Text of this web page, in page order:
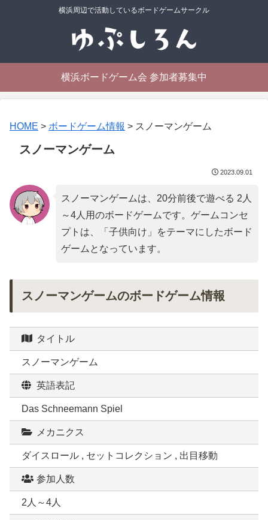
横浜周辺で活動しているボードゲームサークル
横浜ボードゲーム会 参加者募集中
HOME > ボードゲーム情報 > スノーマンゲーム
スノーマンゲーム
2023.09.01
スノーマンゲームは、20分前後で遊べる 2人
～4人用のボードゲームです。ゲームコンセ
プトは、「 子供向け 」をテーマにしたボード
ゲームとなっています。
スノーマンゲームのボードゲーム情報
タイトル
スノーマンゲーム
英語表記
Das Schneemann Spiel
メカニクス
ダイスロール , セットコレクション , 出目移動
参加人数
2人～4人